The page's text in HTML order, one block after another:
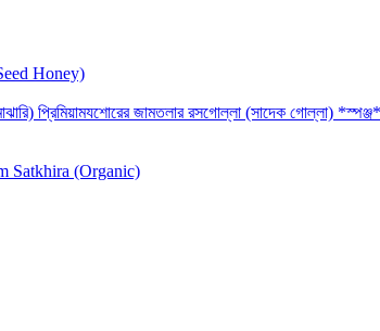
Honey)
প্রিমিয়ামযশোরের জামতলার রসগোল্লা (সাদেক গোল্লা) *স্পঞ্জ*
Satkhira (Organic)